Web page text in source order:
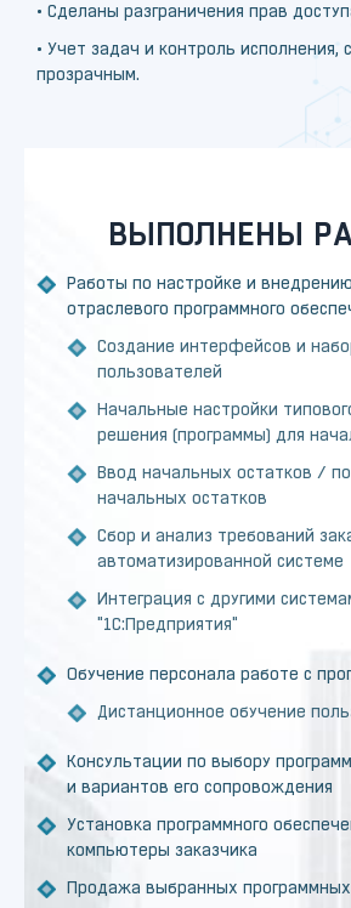
• Сделаны разграничения прав
• Учет задач и контроль исполнения,
прозрачным.
ВЫПОЛНЕНЫ
Работы по настройке и
отраслевого программного
Создание интерфейсов и
пользователей
Начальные настройки
решения (программы) для
Ввод начальных остатков /
начальных остатков
Сбор и анализ требований
автоматизированной системе
Интеграция с другими
"1С:Предприятия"
Обучение персонала работе с
Дистанционное обучение
Консультации по выбору
и вариантов его сопровождения
Установка программного
компьютеры заказчика
Продажа выбранных